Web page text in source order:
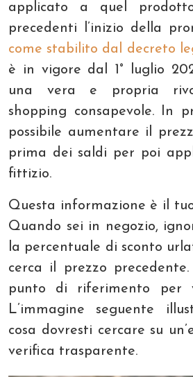
applicato a quel
precedenti l’inizio della
come stabilito dal decreto
è in vigore dal 1° luglio
una vera e propria
shopping consapevole. In
possibile aumentare il
prima dei saldi per poi
fittizio.
Questa informazione è il
Quando sei in negozio,
la percentuale di sconto
cerca il prezzo
punto di riferimento per
L’immagine seguente
cosa dovresti cercare su
verifica trasparente.